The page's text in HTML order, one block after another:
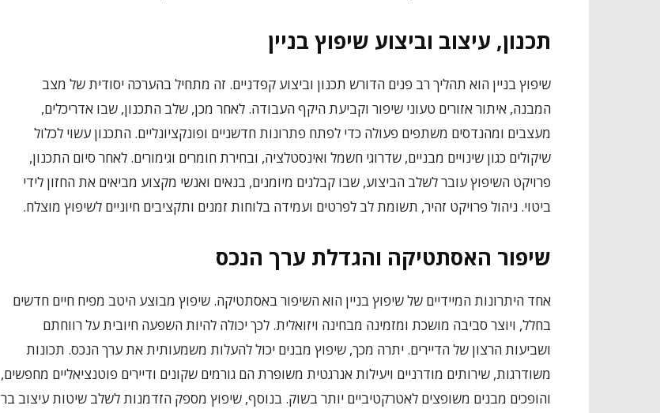
תכנון, עיצוב וביצוע שיפוץ בניין
שיפוץ בניין הוא תהליך רב פנים הדורש תכנון וביצוע קפדניים. זה מתחיל בהערכה יסודית של מצב
המבנה, איתור אזורים טעוני שיפור וקביעת היקף העבודה. לאחר מכן, שלב התכנון, שבו אדריכלים,
מעצבים ומהנדסים משתפים פעולה כדי לפתח פתרונות חדשניים ופונקציונליים. התכנון עשוי לכלול
שיקולים כגון שינויים מבניים, שדרוגי חשמל ואינסטלציה, ובחירת חומרים וגימורים. לאחר סיום התכנון,
פרויקט השיפוץ עובר לשלב הביצוע, שבו קבלנים מיומנים, בנאים ואנשי מקצוע מביאים את החזון לידי
ביטוי. ניהול פרויקט זהיר, תשומת לב לפרטים ועמידה בלוחות זמנים ותקציבים חיוניים לשיפוץ מוצלח.
שיפור האסתטיקה והגדלת ערך הנכס
אחד היתרונות המיידיים של שיפוץ בניין הוא השיפור באסתטיקה. שיפוץ מבוצע היטב מפיח חיים חדשים
בחלל, ויוצר סביבה מושכת ומזמינה מבחינה ויזואלית. לכך יכולה להיות השפעה חיובית על רווחתם
ושביעות הרצון של הדיירים. יתרה מכך, שיפוץ מבנים יכול להעלות משמעותית את ערך הנכס. תכונות
משודרגות, שירותים מודרניים ויעילות אנרגטית משופרת הם גורמים שקונים ודיירים פוטנציאליים מחפשים,
והופכים מבנים משופצים לאטרקטיביים יותר בשוק. בנוסף, שיפוץ מספק הזדמנות לשלב שיטות עיצוב בר